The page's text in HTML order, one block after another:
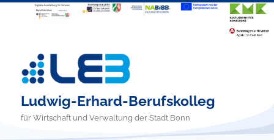
Ludwig-Erhard-Berufskolleg
für Wirtschaft und Verwaltung der Stadt Bonn